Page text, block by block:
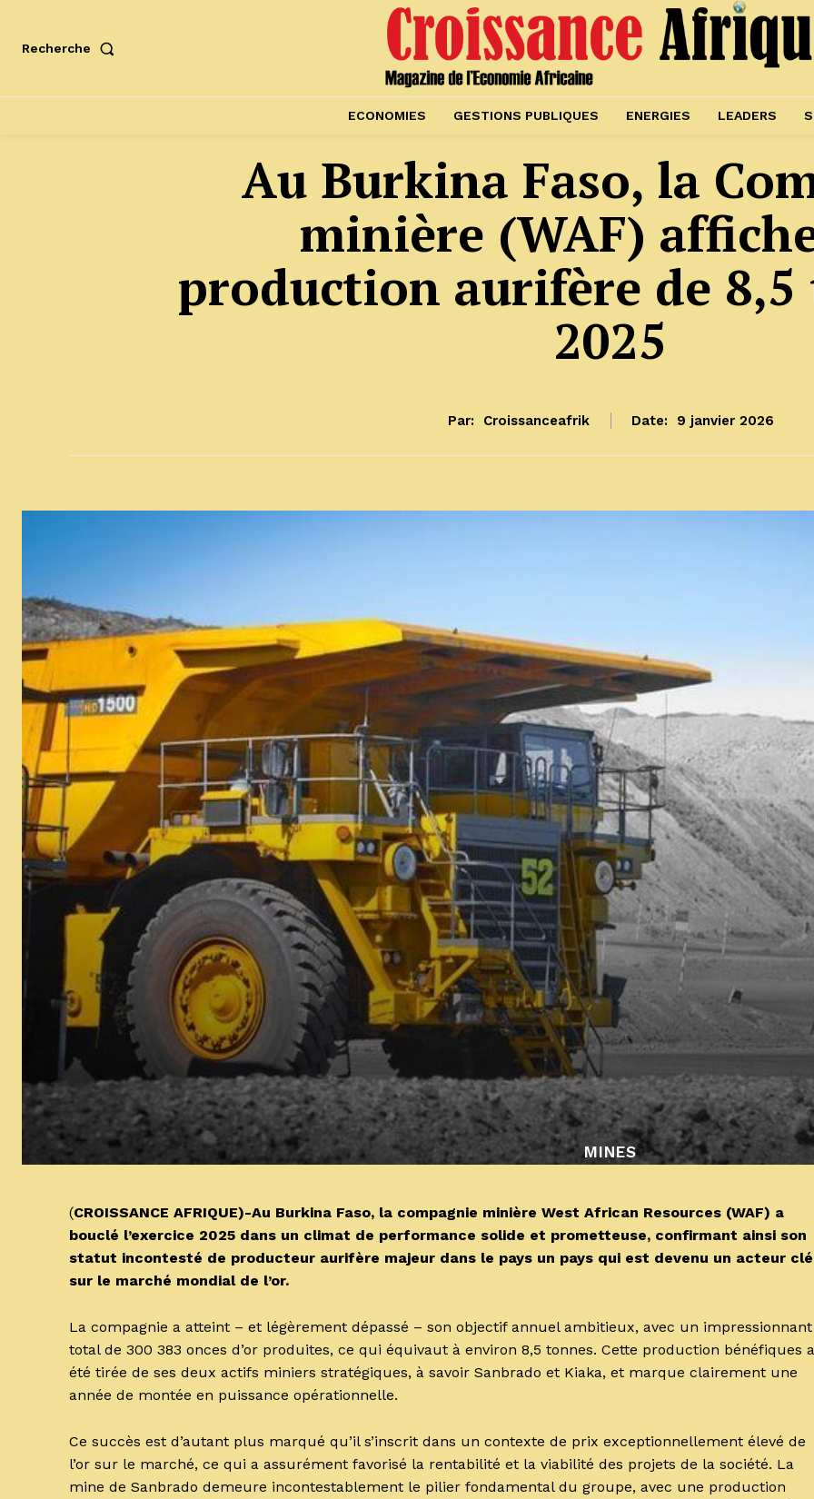
Recherche
ECONOMIES GESTIONS PUBLIQUES ENERGIES LEADERS
Au Burkina Faso, la
minière (WAF)
production aurifère de 8,5
2025
Par: Croissanceafrik Date: 9 janvier 2026
MINES
(CROISSANCE AFRIQUE)-Au Burkina Faso, la compagnie minière West African Resources (WAF) a
bouclé l’exercice 2025 dans un climat de performance solide et prometteuse, confirmant ainsi son
statut incontesté de producteur aurifère majeur dans le pays un pays qui est devenu un acteur clé
sur le marché mondial de l’or.
La compagnie a atteint – et légèrement dépassé – son objectif annuel ambitieux, avec un impressionnant
total de 300 383 onces d’or produites, ce qui équivaut à environ 8,5 tonnes. Cette production bénéfiques a
été tirée de ses deux actifs miniers stratégiques, à savoir Sanbrado et Kiaka, et marque clairement une
année de montée en puissance opérationnelle.
Ce succès est d’autant plus marqué qu’il s’inscrit dans un contexte de prix exceptionnellement élevé de
l’or sur le marché, ce qui a assurément favorisé la rentabilité et la viabilité des projets de la société. La
mine de Sanbrado demeure incontestablement le pilier fondamental du groupe, avec une production